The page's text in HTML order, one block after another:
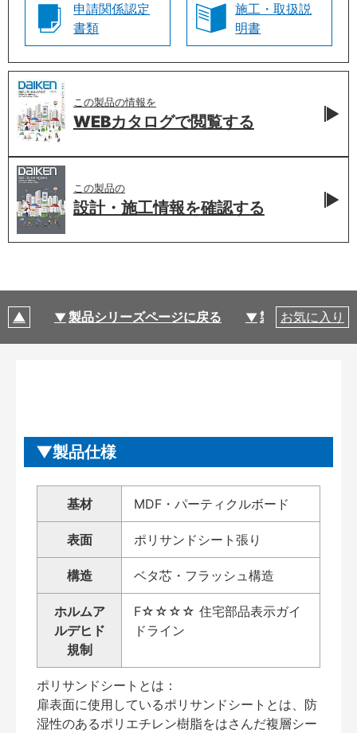
申請関係認定
書類
施工・取扱説
明書
この製品の情報を
WEBカタログで閲覧する
この製品の
設計・施工情報を確認する
製品シリーズページに戻る 製品仕様
お気に入り
製品仕様
基材 MDF・パーティクルボード
表面 ポリサンドシート張り
構造 ベタ芯・フラッシュ構造
ホルムア
ルデヒド
規制
F☆☆☆☆ 住宅部品表示ガイ
ドライン
ポリサンドシートとは：
扉表面に使用しているポリサンドシートとは、防
湿性のあるポリエチレン樹脂をはさんだ複層シー